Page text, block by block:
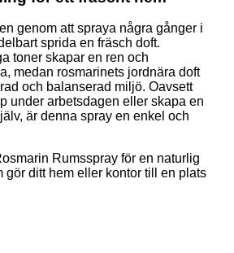
genom att spraya några gånger i
sprida en fräsch doft.
toner skapar en ren och
medan rosmarinets jordnära doft
och balanserad miljö. Oavsett
under arbetsdagen eller skapa en
är denna spray en enkel och
Rumsspray för en naturlig
gör ditt hem eller kontor till en plats